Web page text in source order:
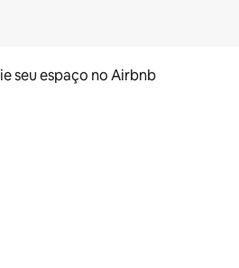
seu espaço no Airbnb